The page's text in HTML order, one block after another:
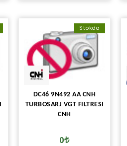
Stokda
DC46 9N492 AA CNH
TURBOSARJ VGT FILTRESI
CNH
0